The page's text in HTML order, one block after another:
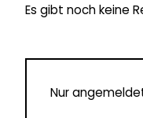
Es gibt noch keine
Nur